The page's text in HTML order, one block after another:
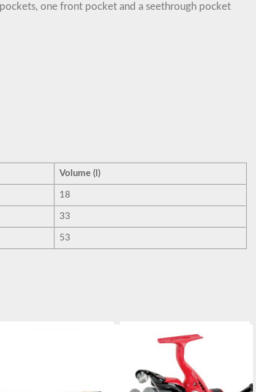
one front pocket and a seethrough pocket
Volume (l)
18
33
53